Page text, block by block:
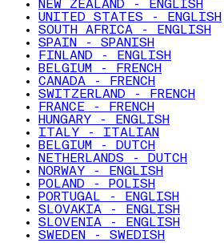
NEW ZEALAND - ENGLISH
UNITED STATES - ENGLISH
SOUTH AFRICA - ENGLISH
SPAIN - SPANISH
FINLAND - ENGLISH
BELGIUM - FRENCH
CANADA - FRENCH
SWITZERLAND - FRENCH
FRANCE - FRENCH
HUNGARY - ENGLISH
ITALY - ITALIAN
BELGIUM - DUTCH
NETHERLANDS - DUTCH
NORWAY - ENGLISH
POLAND - POLISH
PORTUGAL - ENGLISH
SLOVAKIA - ENGLISH
SLOVENIA - ENGLISH
SWEDEN - SWEDISH